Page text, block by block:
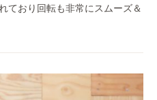
ており回転も非常にスムーズ＆